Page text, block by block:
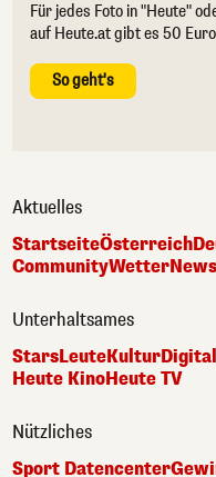
Für jedes Foto in "Heute"
auf Heute.at gibt es 50
So geht's
Aktuelles
StartseiteÖsterreich
CommunityWetter
Unterhaltsames
StarsLeuteKulturDigital
Heute KinoHeute TV
Nützliches
Sport Datencenter